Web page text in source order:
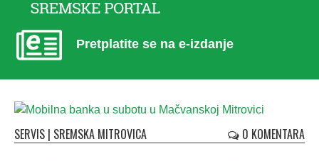
Pretplatite se na e-izdanje
SERVIS | SREMSKA MITROVICA 0 KOMENTARA